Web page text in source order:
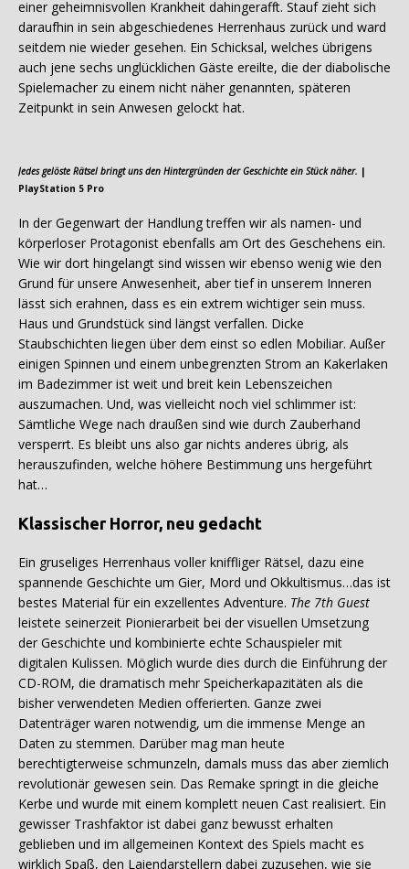
einer geheimnisvollen Krankheit dahingerafft. Stauf zieht sich
daraufhin in sein abgeschiedenes Herrenhaus zurück und ward
seitdem nie wieder gesehen. Ein Schicksal, welches übrigens
auch jene sechs unglücklichen Gäste ereilte, die der diabolische
Spielemacher zu einem nicht näher genannten, späteren
Zeitpunkt in sein Anwesen gelockt hat.
Jedes gelöste Rätsel bringt uns den Hintergründen der Geschichte ein Stück näher. |
PlayStation 5 Pro
In der Gegenwart der Handlung treffen wir als namen- und
körperloser Protagonist ebenfalls am Ort des Geschehens ein.
Wie wir dort hingelangt sind wissen wir ebenso wenig wie den
Grund für unsere Anwesenheit, aber tief in unserem Inneren
lässt sich erahnen, dass es ein extrem wichtiger sein muss.
Haus und Grundstück sind längst verfallen. Dicke
Staubschichten liegen über dem einst so edlen Mobiliar. Außer
einigen Spinnen und einem unbegrenzten Strom an Kakerlaken
im Badezimmer ist weit und breit kein Lebenszeichen
auszumachen. Und, was vielleicht noch viel schlimmer ist:
Sämtliche Wege nach draußen sind wie durch Zauberhand
versperrt. Es bleibt uns also gar nichts anderes übrig, als
herauszufinden, welche höhere Bestimmung uns hergeführt
hat…
Klassischer Horror, neu gedacht
Ein gruseliges Herrenhaus voller kniffliger Rätsel, dazu eine
spannende Geschichte um Gier, Mord und Okkultismus…das ist
bestes Material für ein exzellentes Adventure. The 7th Guest
leistete seinerzeit Pionierarbeit bei der visuellen Umsetzung
der Geschichte und kombinierte echte Schauspieler mit
digitalen Kulissen. Möglich wurde dies durch die Einführung der
CD-ROM, die dramatisch mehr Speicherkapazitäten als die
bisher verwendeten Medien offerierten. Ganze zwei
Datenträger waren notwendig, um die immense Menge an
Daten zu stemmen. Darüber mag man heute
berechtigterweise schmunzeln, damals muss das aber ziemlich
revolutionär gewesen sein. Das Remake springt in die gleiche
Kerbe und wurde mit einem komplett neuen Cast realisiert. Ein
gewisser Trashfaktor ist dabei ganz bewusst erhalten
geblieben und im allgemeinen Kontext des Spiels macht es
wirklich Spaß, den Laiendarstellern dabei zuzusehen, wie sie